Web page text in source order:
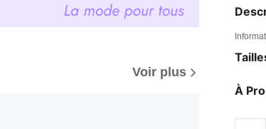
Voir plus
À